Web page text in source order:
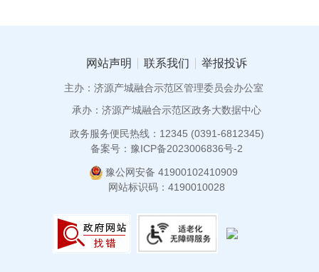
网站声明 联系我们 举报投诉
主办：济源产城融合示范区管理委员会办公室
承办：济源产城融合示范区政务大数据中心
政务服务便民热线：12345 (0391-6812345)
备案号：豫ICP备2023006836号-2
豫公网安备 41900102410909
网站标识码：4190010028